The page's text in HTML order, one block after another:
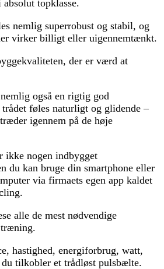
topklasse.
nemlig superrobust og stabil, og
virker billigt eller uigennemtænkt.
der er værd at
også en rigtig god
føles naturligt og glidende –
igennem på de høje
ikke nogen indbygget
du kan bruge din smartphone eller
via firmaets egen app kaldet
alle de mest nødvendige
hastighed, energiforbrug, watt,
tilkobler et trådløst pulsbælte.